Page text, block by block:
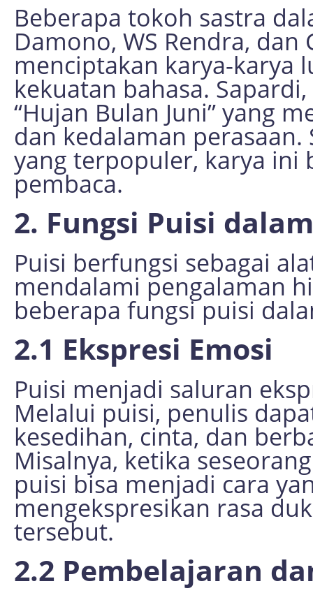
Beberapa tokoh sastra
Damono, WS Rendra,
menciptakan karya-karya
kekuatan bahasa.
“Hujan Bulan Juni” yang
dan kedalaman
yang terpopuler, karya ini
pembaca.
2. Fungsi Puisi
Puisi berfungsi sebagai
mendalami pengalaman
beberapa fungsi puisi
2.1 Ekspresi Emosi
Puisi menjadi saluran
Melalui puisi, penulis
kesedihan, cinta, dan
Misalnya, ketika
puisi bisa menjadi cara
mengekspresikan rasa
tersebut.
2.2 Pembelajaran